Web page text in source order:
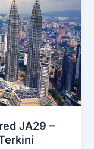
JA29 –